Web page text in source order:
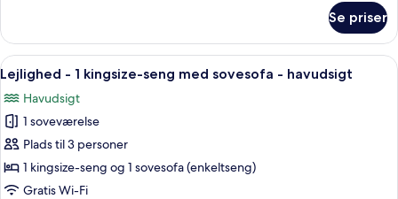
sovesofa
havudsigt
lejlighed
1
queensize-
seng
med
sovesofa
-
havudsigt
Se priser
Indlæs
alle
billeder
af
Lejlighed
-
1
En pænt redt seng med et foldet
10
Lejlighed - 1 kingsize-seng med sovesofa - havudsigt
Havudsigt
1 soveværelse
Plads til 3 personer
1 kingsize-seng og 1 sovesofa (enkeltseng)
Gratis Wi-Fi